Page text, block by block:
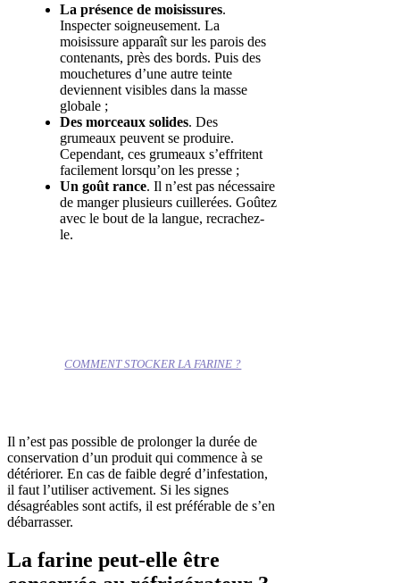
La présence de moisissures.
Inspecter soigneusement. La
moisissure apparaît sur les parois des
contenants, près des bords. Puis des
mouchetures d’une autre teinte
deviennent visibles dans la masse
globale ;
Des morceaux solides. Des
grumeaux peuvent se produire.
Cependant, ces grumeaux s’effritent
facilement lorsqu’on les presse ;
Un goût rance. Il n’est pas nécessaire
de manger plusieurs cuillerées. Goûtez
avec le bout de la langue, recrachez-
le.
COMMENT STOCKER LA FARINE ?
Il n’est pas possible de prolonger la durée de
conservation d’un produit qui commence à se
détériorer. En cas de faible degré d’infestation,
il faut l’utiliser activement. Si les signes
désagréables sont actifs, il est préférable de s’en
débarrasser.
La farine peut-elle être